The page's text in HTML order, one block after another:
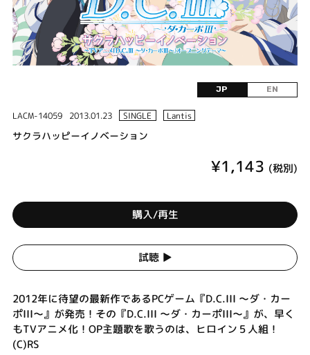
JP EN
LACM-14059 2013.01.23 SINGLE Lantis
サクラハッピーイノベーション
¥1,143 (税別)
購入/再生
試聴 ▶︎
2012年に待望の最新作であるPCゲーム『D.C.III ～ダ・カー
ポIII～』が発売！その『D.C.III ～ダ・カーポIII～』が、早く
もTVアニメ化！OP主題歌を歌うのは、ヒロイン５人組！
(C)RS